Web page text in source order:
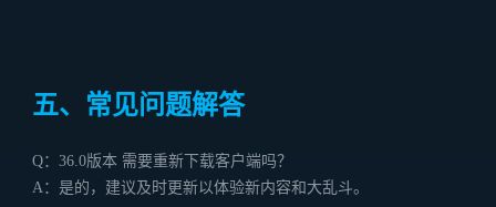
五、常见问题解答
Q：36.0版本 需要重新下载客户端吗？
A：是的，建议及时更新以体验新内容和大乱斗。